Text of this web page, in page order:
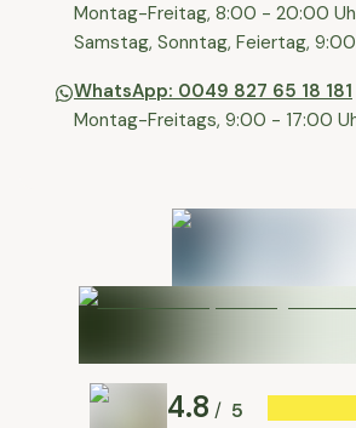
⁠Montag-Freitag, 8:00 - 20:00
⁠Samstag, Sonntag, Feiertag,
WhatsApp: 0049 827 65 18 181
Montag-Freitags, 9:00 - 17:00
4.8 / 5